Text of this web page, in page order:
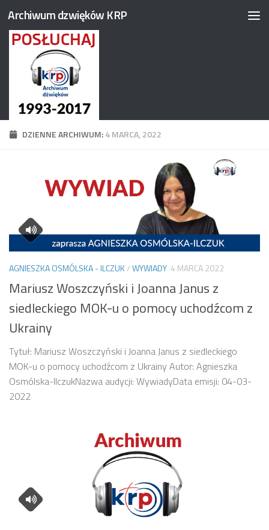
Przejdź do treści
Archiwum dzwięków KRP
DZIENNE ARCHIWUM:4 MARCA, 2022
AGNIESZKA OSMÓLSKA - ILCZUK/WYWIADY 4 MARCA 2022
Mariusz Woszczyński i Joanna Janus z
siedleckiego MOK-u o pomocy uchodźcom z
Ukrainy
Tytuł: Mariusz Woszczyński i Joanna Janus z siedleckiego
MOK-u o pomocy uchodźcom z Ukrainy Autor: Agnieszka
Osmólska-IlczukNazwa audycji: WywiadyData emisji: 04-03-
2022